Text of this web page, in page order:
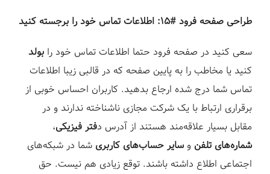
طراحی صفحه فرود #۱۵: اطلاعات تماس خود را برجسته کنید⁣
سعی کنید در صفحه فرود حتما اطلاعات تماس خود را بولد
کنید یا مخاطب را به پایین صفحه که در قالبی زیبا اطلاعات
تماس شما درج شده ارجاع بدهید. کاربران احساس خوبی از
برقراری ارتباط با یک شرکت مجازی ناشناخته ندارند و در
مقابل بسیار علاقه‌مند هستند از آدرس دفتر فیزیکی،
شماره‌های تلفن وسایر حساب‌های کاربری شما در شبکه‌های
اجتماعی اطلاع داشته باشند. توقع زیادی هم نیست. حق